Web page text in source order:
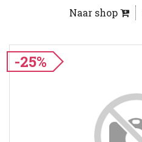
Naar shop
-25%